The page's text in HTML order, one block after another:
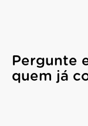
Pergunte
quem já